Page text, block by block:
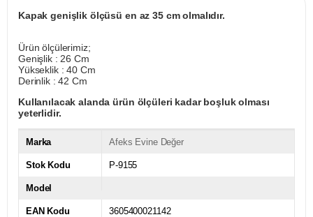
Kapak genişlik ölçüsü en az 35 cm olmalıdır.
Ürün ölçülerimiz;
Genişlik : 26 Cm
Yükseklik : 40 Cm
Derinlik : 42 Cm
Kullanılacak alanda ürün ölçüleri kadar boşluk olması
yeterlidir.
Marka Afeks Evine Değer
Stok Kodu P-9155
Model
EAN Kodu 3605400021142